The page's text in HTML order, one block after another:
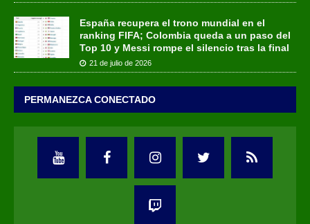
España recupera el trono mundial en el
ranking FIFA; Colombia queda a un paso del
Top 10 y Messi rompe el silencio tras la final
21 de julio de 2026
PERMANEZCA CONECTADO